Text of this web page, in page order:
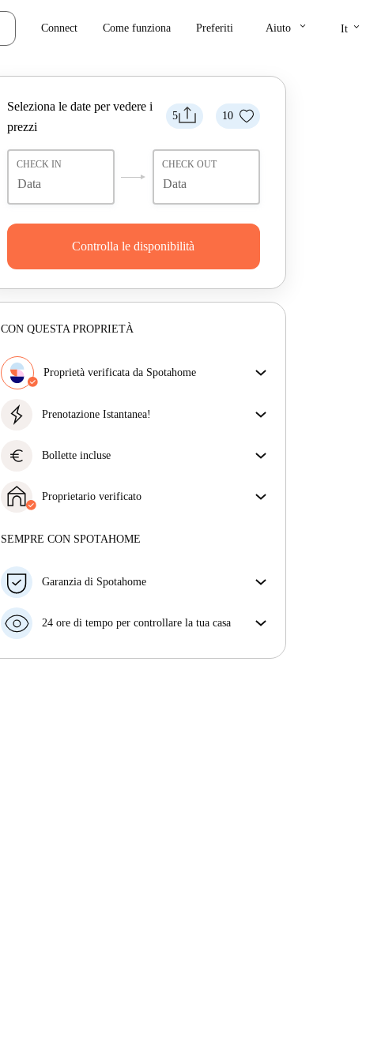
Connect Come funziona Preferiti Aiuto keyboard_arrow_down It keyboard_arrow_down
5 10
Seleziona le date per vedere i
prezzi
CHECK IN CHECK OUT
Controlla le disponibilità
CON QUESTA PROPRIETÀ
Proprietà verificata da Spotahome
ottieni esattamente ciò che vedi nell'annuncio.
Prenotazione Istantanea!
prenotazione verrà accettata immediatamente se
euro Bollette incluse
incluse, che coprono l'affitto e le utenze per
un'esperienza di affitto senza problemi.
Proprietario verificato
Maggiori informazioni su questo locatore
SEMPRE CON SPOTAHOME
Garanzia di Spotahome
con breve preavviso, noi A) ti pagheremo un hotel e
B) ti rimborseremo totalmente
24 ore di tempo per controllare la tua casa